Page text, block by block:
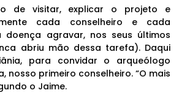
de visitar, explicar o projeto e
cada conselheiro e cada
doença agravar, nos seus últimos
abriu mão dessa tarefa). Daqui
para convidar o arqueólogo
nosso primeiro conselheiro. “O mais
o Jaime.